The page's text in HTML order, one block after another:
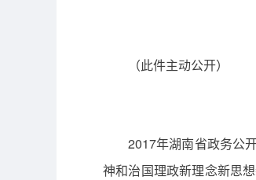
（此件主动公开）
2017年湖南省政务公开
神和治国理政新理念新思